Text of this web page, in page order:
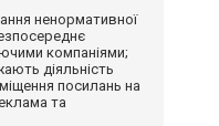
ненормативної
компаніями;
діяльність
посилань на
та